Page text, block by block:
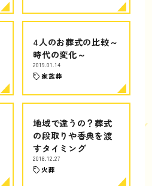
4人のお葬式の比較～
時代の変化～
2019.01.14
家族葬
地域で違うの？葬式
の段取りや香典を渡
すタイミング
2018.12.27
火葬